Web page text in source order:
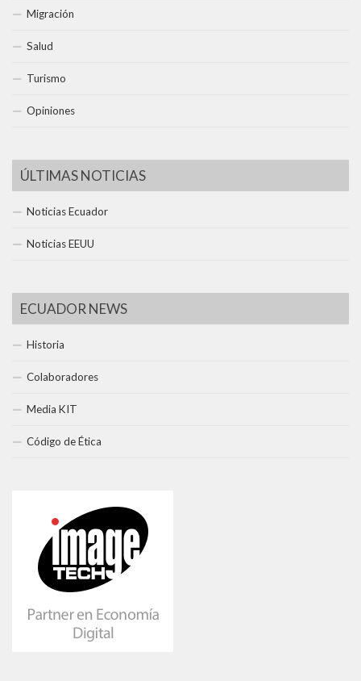
Migración
Salud
Turismo
Opiniones
ÚLTIMAS NOTICIAS
Noticias Ecuador
Noticias EEUU
ECUADOR NEWS
Historia
Colaboradores
Media KIT
Código de Ética